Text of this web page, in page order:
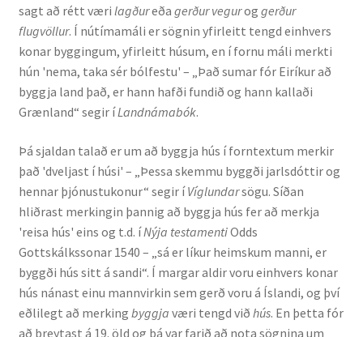
Kennsluefni
Yfirlit um kennslu
Stjórnun
Innan Háskólans
Samstarfsverkefni
Styrkir og verðlaun
Utan Háskólans
Verkefnisstjórn
sagt að rétt væri lagðureða gerður vegurog gerður
flugvöllur. Í nútímamáli er sögnin yfirleitt tengd einhvers
konar byggingum, yfirleitt húsum, en í fornu máli merkti
hún 'nema, taka sér bólfestu' – „Það sumar fór Eiríkur að
byggja land það, er hann hafði fundið og hann kallaði
Grænland“ segir íLandnámabók.
Þá sjaldan talað er um að byggja hús í forntextum merkir
það 'dveljast í húsi' – „Þessa skemmu byggði jarlsdóttir og
hennar þjónustukonur“ segir íVíglundarsögu. Síðan
hliðrast merkingin þannig að byggja hús fer að merkja
'reisa hús' eins og t.d. íNýja testamentiOdds
Gottskálkssonar 1540 – „sá er líkur heimskum manni, er
byggði hús sitt á sandi“. Í margar aldir voru einhvers konar
hús nánast einu mannvirkin sem gerð voru á Íslandi, og því
eðlilegt að merking byggja væri tengd við hús. En þetta fór
að breytast á 19. öld og þá var farið að nota sögnina um